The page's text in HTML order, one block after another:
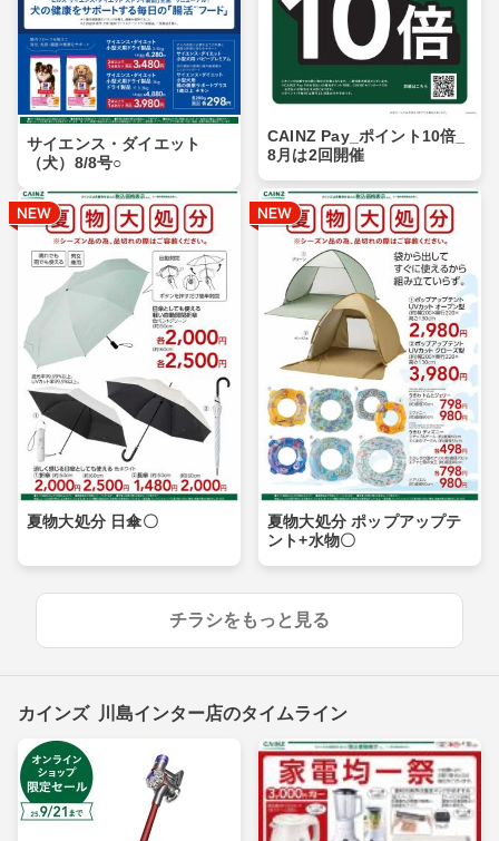
サイエンス・ダイエット
（犬）8/8号○
CAINZ Pay_ポイント10倍_
8月は2回開催
夏物大処分 日傘〇
夏物大処分 ポップアップテ
ント+水物〇
チラシをもっと見る
カインズ 川島インター店のタイムライン